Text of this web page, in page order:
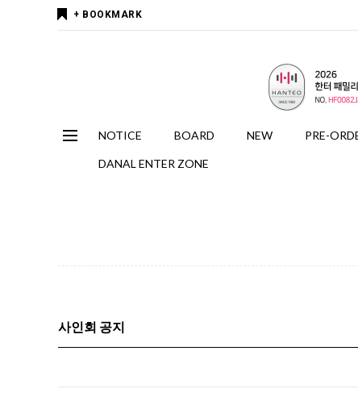
+ BOOKMARK
NOTICE BOARD NEW PRE-
DANAL ENTER ZONE
사인회 공지